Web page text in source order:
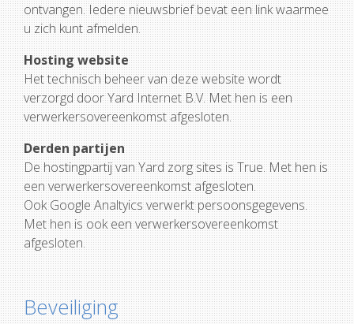
ontvangen. Iedere nieuwsbrief bevat een link waarmee
u zich kunt afmelden.
Hosting website
Het technisch beheer van deze website wordt
verzorgd door Yard Internet B.V. Met hen is een
verwerkersovereenkomst afgesloten.
Derden partijen
De hostingpartij van Yard zorg sites is True. Met hen is
een verwerkersovereenkomst afgesloten.
Ook Google Analtyics verwerkt persoonsgegevens.
Met hen is ook een verwerkersovereenkomst
afgesloten.
Beveiliging